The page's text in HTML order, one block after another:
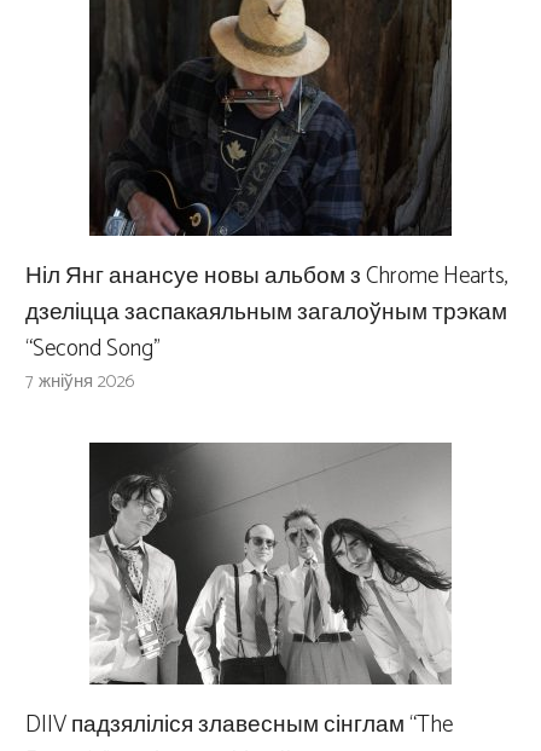
Ніл Янг анансуе новы альбом з Chrome Hearts,
дзеліцца заспакаяльным загалоўным трэкам
“Second Song”
7 жніўня 2026
DIIV падзяліліся злавесным сінглам “The